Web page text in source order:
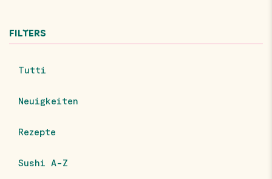
FILTERS
Tutti
Neuigkeiten
Rezepte
Sushi A-Z